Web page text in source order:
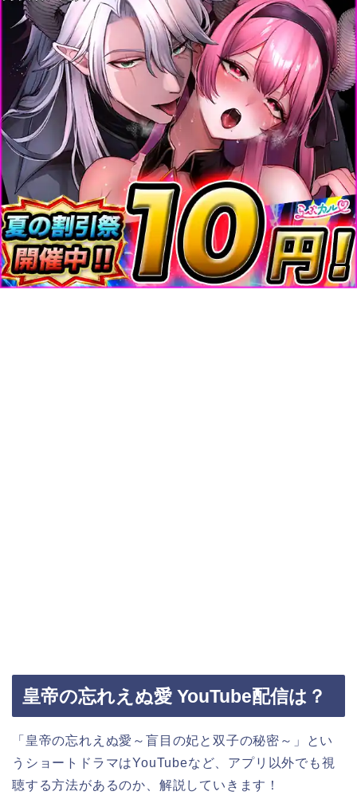
皇帝の忘れえぬ愛 YouTube配信は？
「皇帝の忘れえぬ愛～盲目の妃と双子の秘密～」とい
うショートドラマはYouTubeなど、アプリ以外でも視
聴する方法があるのか、解説していきます！